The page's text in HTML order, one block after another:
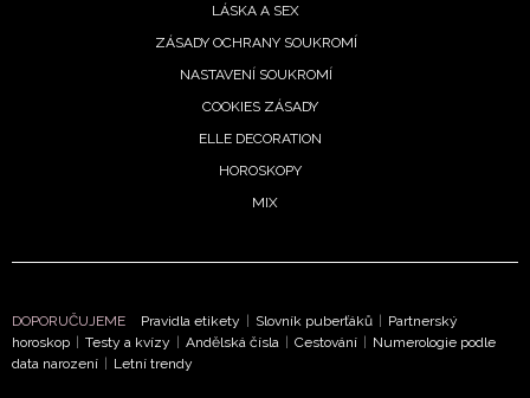
LÁSKA A SEX
ZÁSADY OCHRANY SOUKROMÍ
NASTAVENÍ SOUKROMÍ
COOKIES ZÁSADY
ELLE DECORATION
HOROSKOPY
MIX
DOPORUČUJEME Pravidla etikety | Slovník puberťáků | Partnerský
horoskop | Testy a kvízy | Andělská čísla | Cestování | Numerologie podle
data narození | Letní trendy